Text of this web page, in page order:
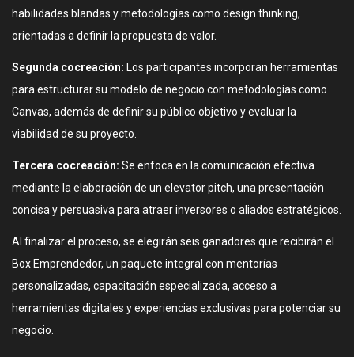
habilidades blandas y metodologías como design thinking,
orientadas a definir la propuesta de valor.
Segunda cocreación: Los participantes incorporan herramientas
para estructurar su modelo de negocio con metodologías como
Canvas, además de definir su público objetivo y evaluar la
viabilidad de su proyecto.
Tercera cocreación: Se enfoca en la comunicación efectiva
mediante la elaboración de un elevator pitch, una presentación
concisa y persuasiva para atraer inversores o aliados estratégicos.
Al finalizar el proceso, se elegirán seis ganadores que recibirán el
Box Emprendedor, un paquete integral con mentorías
personalizadas, capacitación especializada, acceso a
herramientas digitales y experiencias exclusivas para potenciar su
negocio.